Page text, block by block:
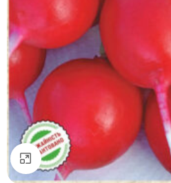
Натисніть, щоб збільшити